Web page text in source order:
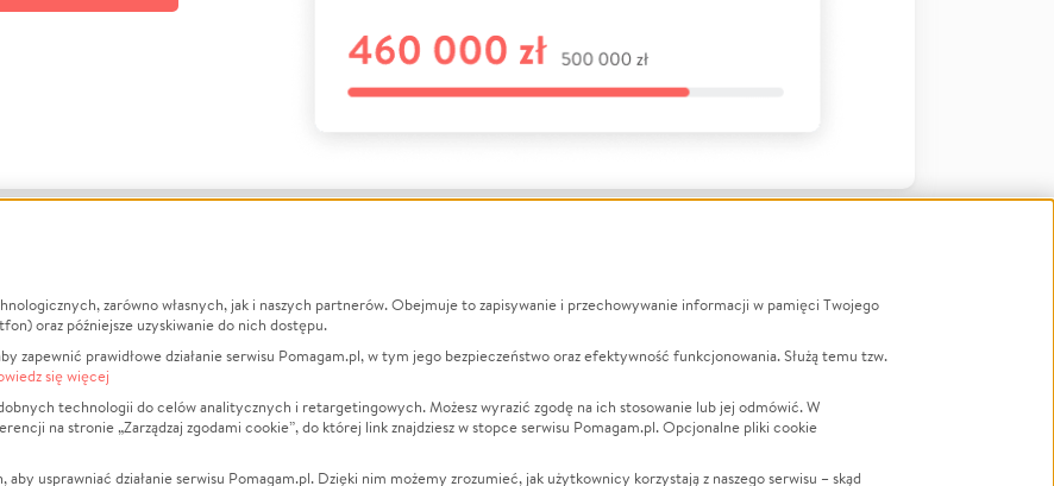
O nas
Opinie
Raporty
Za darmo
Zbieraj na
Leczenie
Zwierzęta
Pożar
LGBTQ+
Powódź
Wichura
zarówno własnych, jak i naszych partnerów. Obejmuje to zapisywanie i przechowywanie informacji w pamięci Twojego
oraz późniejsze uzyskiwanie do nich dostępu.
prawidłowe działanie serwisu Pomagam.pl, w tym jego bezpieczeństwo oraz efektywność funkcjonowania. Służą temu tzw.
się więcej
technologii do celów analitycznych i retargetingowych. Możesz wyrazić zgodę na ich stosowanie lub jej odmówić. W
na stronie „Zarządzaj zgodami cookie”, do której link znajdziesz w stopce serwisu Pomagam.pl. Opcjonalne pliki cookie
usprawniać działanie serwisu Pomagam.pl. Dzięki nim możemy zrozumieć, jak użytkownicy korzystają z naszego serwisu – skąd